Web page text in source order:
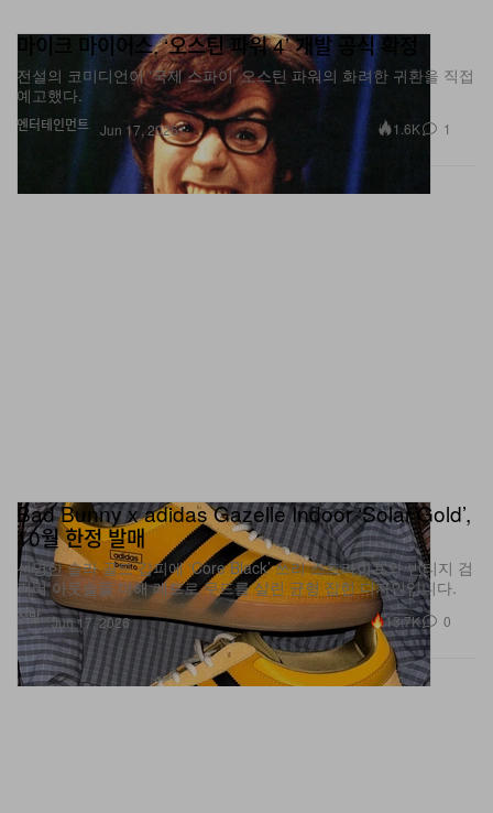
엔터테인먼트
마이크 마이어스, ‘오스틴 파워 4’ 개발 공식 확정
전설의 코미디언이 ‘국제 스파이’ 오스틴 파워의 화려한 귀환을 직접
예고했다.
Jun 17, 2026 1.6K 1
신발
Bad Bunny x adidas Gazelle Indoor ‘Solar Gold’,
10월 한정 발매
선명한 솔라 골드 갑피에 ‘Core Black’ 쓰리 스트라이프와 빈티지 검
러버 아웃솔을 더해 레트로 무드를 살린 균형 잡힌 디자인입니다.
Jun 17, 2026 13.7K 0